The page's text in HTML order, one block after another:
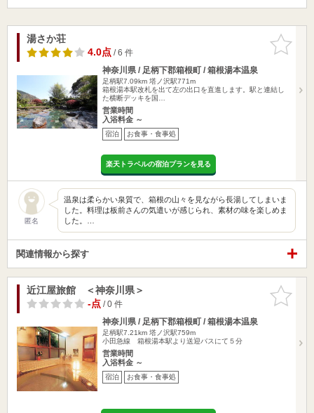
お気に入
りに追加
湯さか荘
4.0点/ 6 件
神奈川県 / 足柄下郡箱根町 / 箱根湯本温泉
足柄駅7.09km 塔ノ沢駅771m
箱根湯本駅改札を出て左の出口を直進します。駅と連結し
た横断デッキを国…
営業時間
入浴料金 ～
宿泊 お食事・食事処
楽天トラベルの宿泊プランを見る
匿名
温泉は柔らかい泉質で、箱根の山々を見ながら長湯してしまいま
した。料理は板前さんの気遣いが感じられ、素材の味を楽しめま
した。…
関連情報から探す
お気に入
りに追加
近江屋旅館 ＜神奈川県＞
-点/ 0 件
神奈川県 / 足柄下郡箱根町 / 箱根湯本温泉
足柄駅7.21km 塔ノ沢駅759m
小田急線 箱根湯本駅より送迎バスにて５分
営業時間
入浴料金 ～
宿泊 お食事・食事処